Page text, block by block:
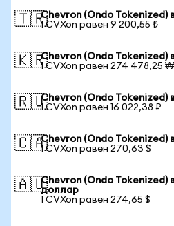
🇹🇷Chevron (Ondo Tokenized)
1 CVXon равен 9 200,55 ₺
🇰🇷Chevron (Ondo Tokenized)
1 CVXon равен 274 478,25 ₩
🇷🇺Chevron (Ondo Tokenized)
1 CVXon равен 16 022,38 ₽
🇨🇦Chevron (Ondo Tokenized)
1 CVXon равен 270,63 $
🇦🇺Chevron (Ondo Tokenized)
доллар
1 CVXon равен 274,65 $